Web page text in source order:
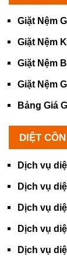
Giặt Nệm
Giặt Nệm
Giặt Nệm
Giặt Nệm
Bảng Giá
DIỆT
Dịch vụ
Dịch vụ
Dịch vụ
Dịch vụ
Dịch vụ